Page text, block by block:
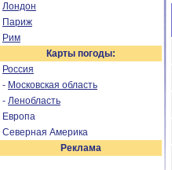
Лондон
Париж
Рим
Карты погоды:
Россия
- Московская область
- Ленобласть
Европа
Северная Америка
Реклама